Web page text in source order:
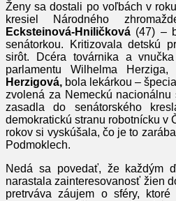
Ženy sa dostali po voľbách v
kresiel Národného
Ecksteinová-Hniličková (47) –
senátorkou. Kritizovala detskú
sirôt. Dcéra továrnika a
parlamentu Wilhelma Herziga,
Herzigová, bola lekárkou –
zvolená za Nemeckú nacionálnu
zasadla do senátorského
demokratickú stranu robotnícku v
rokov si vyskúšala, čo je to
Podmoklech.
Nedá sa povedať, že každým
narastala zainteresovanosť žien
pretrváva záujem o sféry,